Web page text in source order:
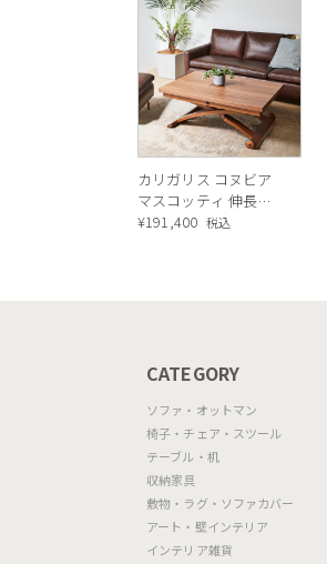
カリガリス コヌビア
マスコッティ 伸長・
昇降式テーブル ／
¥191,400 税込
CATEGORY
ソファ・オットマン
椅子・チェア・スツール
テーブル・机
収納家具
敷物・ラグ・ソファカバー
アート・壁インテリア
インテリア雑貨